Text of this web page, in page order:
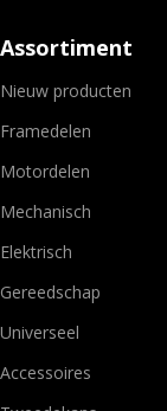
Assortiment
Nieuw producten
Framedelen
Motordelen
Mechanisch
Elektrisch
Gereedschap
Universeel
Accessoires